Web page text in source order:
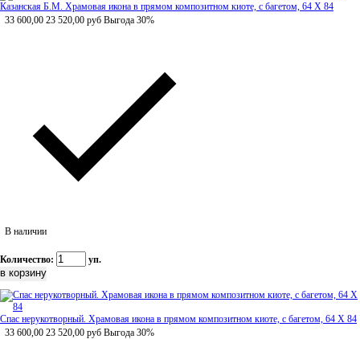
Казанская Б.М. Храмовая икона в прямом композитном киоте, с багетом, 64 Х 84
33 600,00 23 520,00 руб Выгода 30%
В наличии
Количество: уп.
Спас нерукотворный. Храмовая икона в прямом композитном киоте, с багетом, 64 Х 84
33 600,00 23 520,00 руб Выгода 30%